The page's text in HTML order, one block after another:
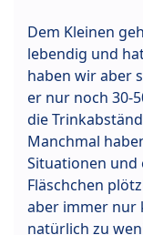
Dem Kleinen
lebendig und
haben wir aber
er nur noch 30-
die
Manchmal
Situationen und
Fläschchen
aber immer nur
natürlich zu